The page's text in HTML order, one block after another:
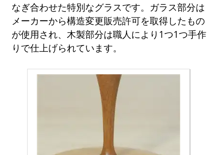
なぎ合わせた特別なグラスです。ガラス部分は
メーカーから構造変更販売許可を取得したもの
が使用され、木製部分は職人により1つ1つ手作
りで仕上げられています。